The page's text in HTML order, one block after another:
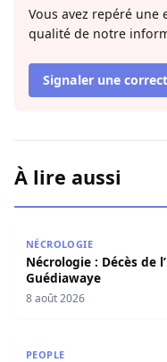
Vous avez repéré une
qualité de notre
Signaler une
À lire aussi
NÉCROLOGIE
Nécrologie : Décès de
Guédiawaye
8 août 2026
PEOPLE